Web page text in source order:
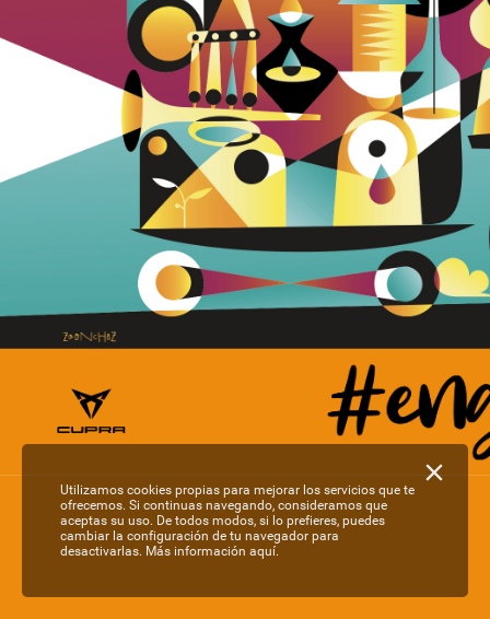
Utilizamos cookies propias para mejorar los servicios que te
ofrecemos. Si continuas navegando, consideramos que
aceptas su uso. De todos modos, si lo prefieres, puedes
cambiar la configuración de tu navegador para
desactivarlas. Más información aquí.